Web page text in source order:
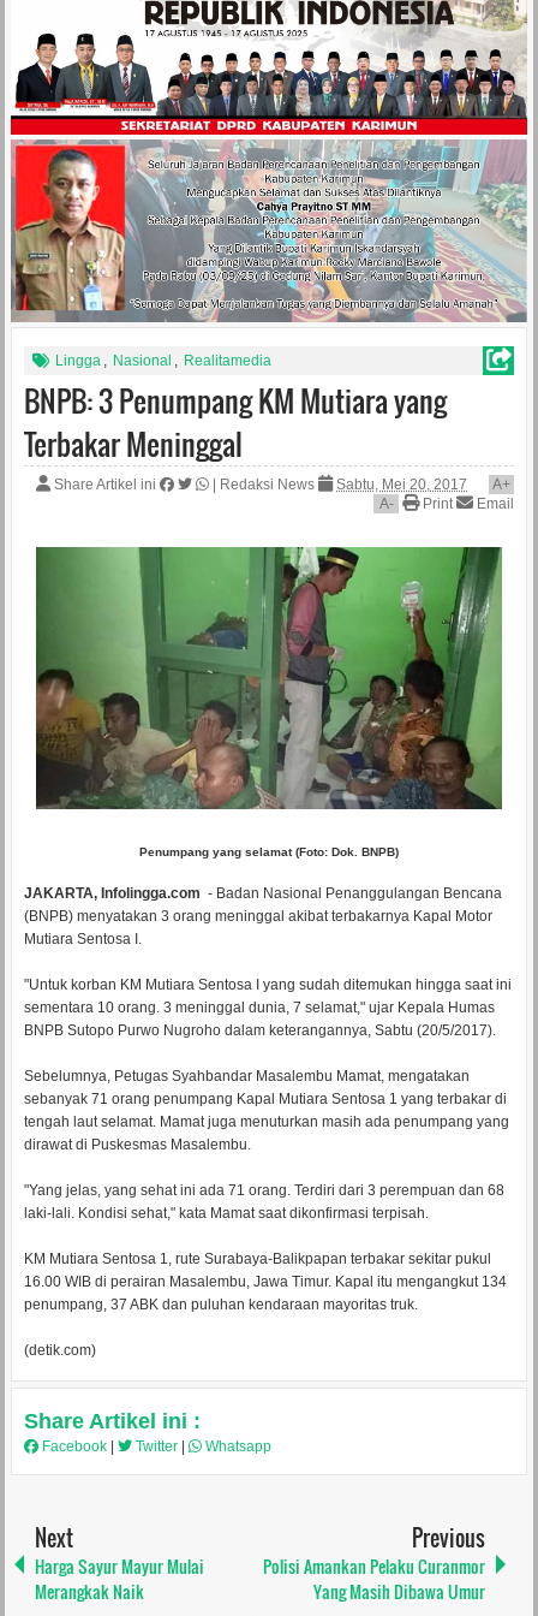
Lingga , Nasional , Realitamedia
BNPB: 3 Penumpang KM Mutiara yang
Terbakar Meninggal
Share Artikel ini Redaksi News Sabtu, Mei 20, 2017 A+
A- Print Email
Penumpang yang selamat (Foto: Dok. BNPB)
JAKARTA, Infolingga.com - Badan Nasional Penanggulangan Bencana
(BNPB) menyatakan 3 orang meninggal akibat terbakarnya Kapal Motor
Mutiara Sentosa I.
"Untuk korban KM Mutiara Sentosa I yang sudah ditemukan hingga saat ini
sementara 10 orang. 3 meninggal dunia, 7 selamat," ujar Kepala Humas
BNPB Sutopo Purwo Nugroho dalam keterangannya, Sabtu (20/5/2017).
Sebelumnya, Petugas Syahbandar Masalembu Mamat, mengatakan
sebanyak 71 orang penumpang Kapal Mutiara Sentosa 1 yang terbakar di
tengah laut selamat. Mamat juga menuturkan masih ada penumpang yang
dirawat di Puskesmas Masalembu.
"Yang jelas, yang sehat ini ada 71 orang. Terdiri dari 3 perempuan dan 68
laki-lali. Kondisi sehat," kata Mamat saat dikonfirmasi terpisah.
KM Mutiara Sentosa 1, rute Surabaya-Balikpapan terbakar sekitar pukul
16.00 WIB di perairan Masalembu, Jawa Timur. Kapal itu mengangkut 134
penumpang, 37 ABK dan puluhan kendaraan mayoritas truk.
(detik.com)
Share Artikel ini :
Facebook Twitter Whatsapp
Next
Harga Sayur Mayur Mulai
Merangkak Naik
Previous
Polisi Amankan Pelaku Curanmor
Yang Masih Dibawa Umur